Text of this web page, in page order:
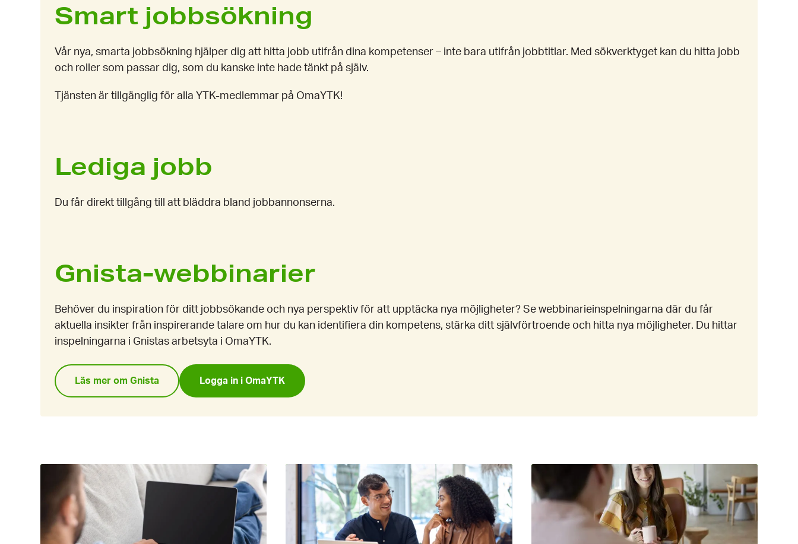
Smart jobbsökning
Vår nya, smarta jobbsökning hjälper dig att hitta jobb utifrån dina kompetenser – inte bara utifrån jobbtitlar. Med sökverktyget kan du hitta jobb
och roller som passar dig, som du kanske inte hade tänkt på själv.
Tjänsten är tillgänglig för alla YTK-medlemmar på OmaYTK!
Lediga jobb
Du får direkt tillgång till att bläddra bland jobbannonserna.
Gnista-webbinarier
Behöver du inspiration för ditt jobbsökande och nya perspektiv för att upptäcka nya möjligheter? Se webbinarieinspelningarna där du får
aktuella insikter från inspirerande talare om hur du kan identifiera din kompetens, stärka ditt självförtroende och hitta nya möjligheter. Du hittar
inspelningarna i Gnistas arbetsyta i OmaYTK.
Läs mer om Gnista Logga in i OmaYTK